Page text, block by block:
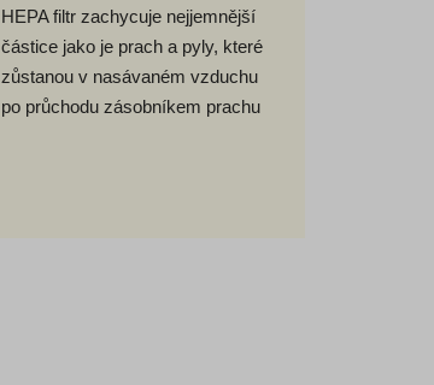
HEPA filtr zachycuje nejjemnější
částice jako je prach a pyly, které
zůstanou v nasávaném vzduchu
po průchodu zásobníkem prachu